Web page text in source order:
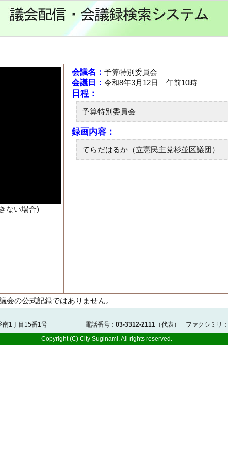
ない場合)
会議名：予算特別委員会
会議日：令和8年3月12日 午前10時
会の公式記録ではありません。
1丁目15番1号 電話番号： 03-3312-2111 （代表） ファクシミリ：
Copyright (C) City Suginami. All rights reserved.